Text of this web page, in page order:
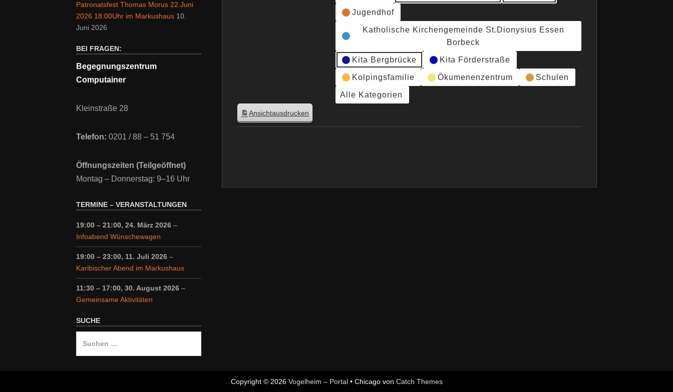
Jugendhof
Katholische Kirchengemeinde St.Dionysius Essen
Borbeck
Kita Bergbrücke Kita Förderstraße
Kolpingsfamilie Ökumenenzentrum Schulen
Alle Kategorien
Ansichtausdrucken
Patronatsfest Thomas Morus 22.Juni
2026 18:00Uhr im Markushaus 10.
Juni 2026
BEI FRAGEN:
Begegnungszentrum
Computainer
Kleinstraße 28
Telefon: 0201 / 88 – 51 754
Öffnungszeiten (Teilgeöffnet)
Montag – Donnerstag: 9–16 Uhr
TERMINE – VERANSTALTUNGEN
19:00 – 21:00, 24. März 2026 –
Infoabend Wünschewagen
19:00 – 23:00, 11. Juli 2026 –
Karibischer Abend im Markushaus
11:30 – 17:00, 30. August 2026 –
Gemeinsame Aktivitäten
SUCHE
Copyright © 2026 Vogelheim – Portal• Chicago von Catch Themes